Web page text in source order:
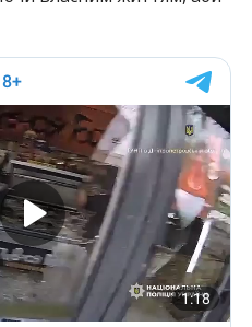
що
підрозділу
. Також ми
померла 21-річна
потрапила під